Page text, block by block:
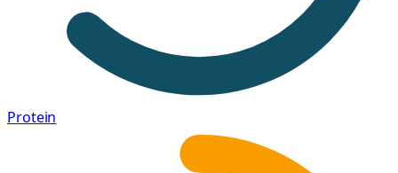
Protein